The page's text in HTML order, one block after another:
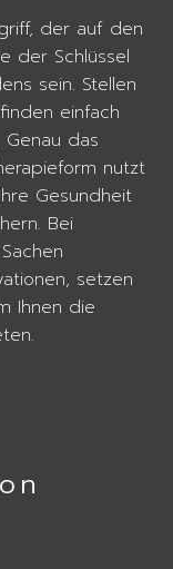
der auf den
der Schlüssel
sein. Stellen
einfach
das
nutzt
Gesundheit
Bei
setzen
Ihnen die